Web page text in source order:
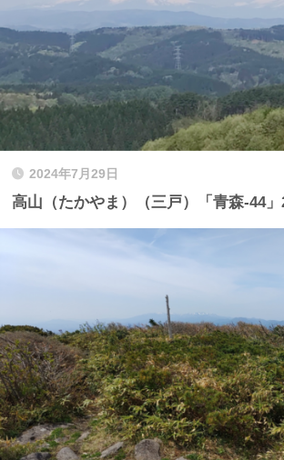
2024年7月29日
高山（たかやま）（三戸）「青森-44」